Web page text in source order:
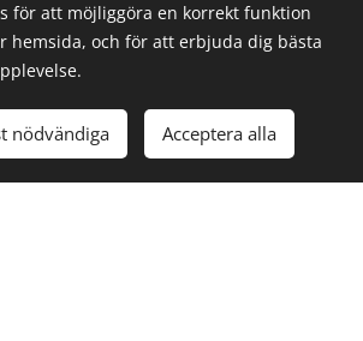
Oskar Elzes
e-post:
för att möjliggöra en korrekt funktion
hemsida, och för att erbjuda dig bästa
nödvändiga Acceptera alla